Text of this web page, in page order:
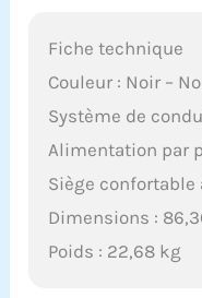
Fiche technique
Couleur : Noir –
Système de
Alimentation par
Siège confortable
Dimensions :
Poids : 22,68 kg